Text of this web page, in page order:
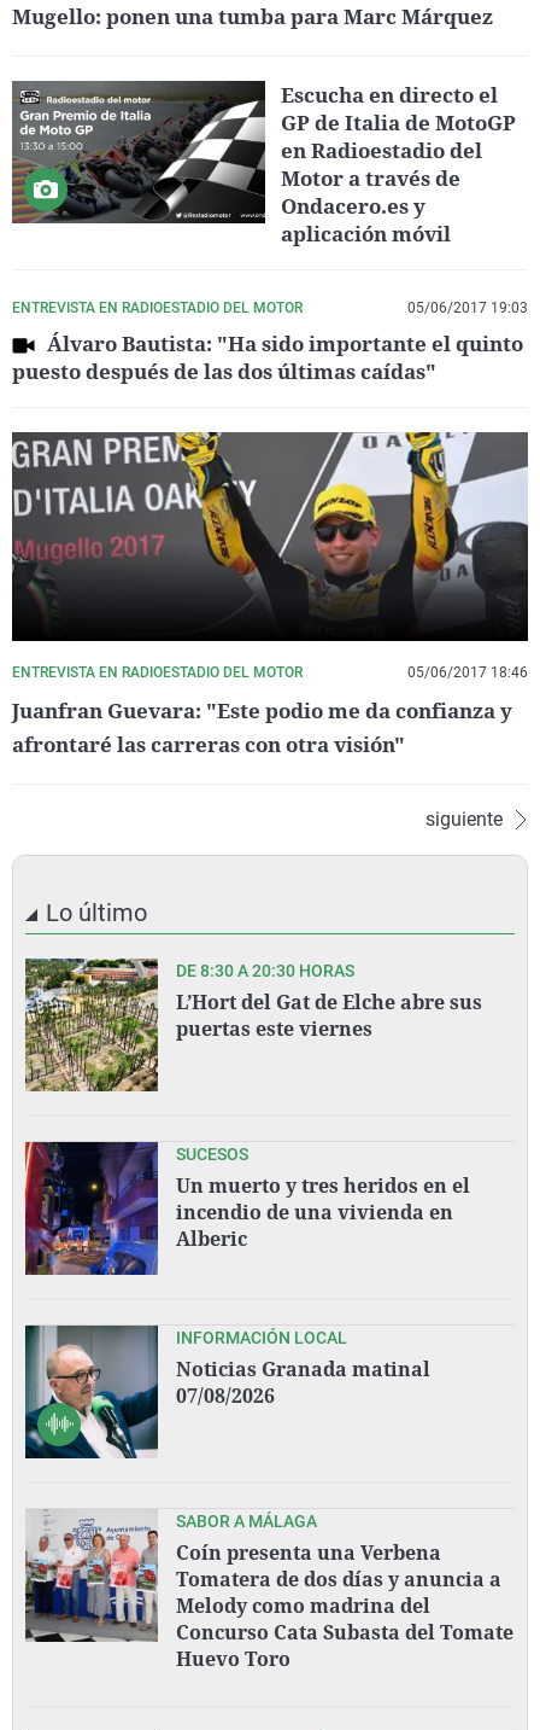
Mugello: ponen una tumba para Marc Márquez
Escucha en directo el
GP de Italia de MotoGP
en Radioestadio del
Motor a través de
Ondacero.es y
aplicación móvil
ENTREVISTA EN RADIOESTADIO DEL MOTOR 05/06/2017 19:03
Álvaro Bautista: "Ha sido importante el quinto
puesto después de las dos últimas caídas"
ENTREVISTA EN RADIOESTADIO DEL MOTOR 05/06/2017 18:46
Juanfran Guevara: "Este podio me da confianza y
afrontaré las carreras con otra visión"
siguiente
Lo último
DE 8:30 A 20:30 HORAS
L’Hort del Gat de Elche abre sus
puertas este viernes
SUCESOS
Un muerto y tres heridos en el
incendio de una vivienda en
Alberic
INFORMACIÓN LOCAL
Noticias Granada matinal
07/08/2026
SABOR A MÁLAGA
Coín presenta una Verbena
Tomatera de dos días y anuncia a
Melody como madrina del
Concurso Cata Subasta del Tomate
Huevo Toro